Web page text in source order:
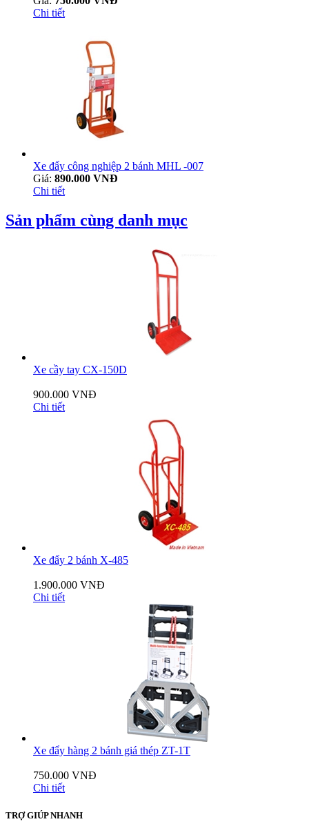
Chi tiết
Xe đẩy công nghiệp 2 bánh MHL -007
Giá: 890.000 VNĐ
Chi tiết
Sản phẩm cùng danh mục
Xe cầy tay CX-150D
900.000 VNĐ
Chi tiết
Xe đẩy 2 bánh X-485
1.900.000 VNĐ
Chi tiết
Xe đẩy hàng 2 bánh giá thép ZT-1T
750.000 VNĐ
Chi tiết
TRỢ GIÚP NHANH